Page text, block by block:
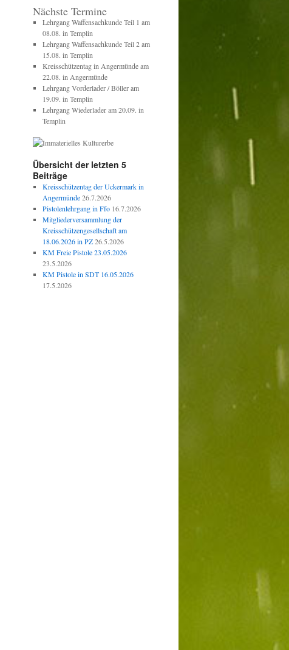
Nächste Termine
Lehrgang Waffensachkunde Teil 1 am
08.08. in Templin
Lehrgang Waffensachkunde Teil 2 am
15.08. in Templin
Kreisschützentag in Angermünde am
22.08. in Angermünde
Lehrgang Vorderlader / Böller am
19.09. in Templin
Lehrgang Wiederlader am 20.09. in
Templin
Übersicht der letzten 5
Beiträge
Kreisschützentag der Uckermark in
Angermünde 26.7.2026
Pistolenlehrgang in Ffo 16.7.2026
Mitgliederversammlung der
Kreisschützengesellschaft am
18.06.2026 in PZ 26.5.2026
KM Freie Pistole 23.05.2026
23.5.2026
KM Pistole in SDT 16.05.2026
17.5.2026